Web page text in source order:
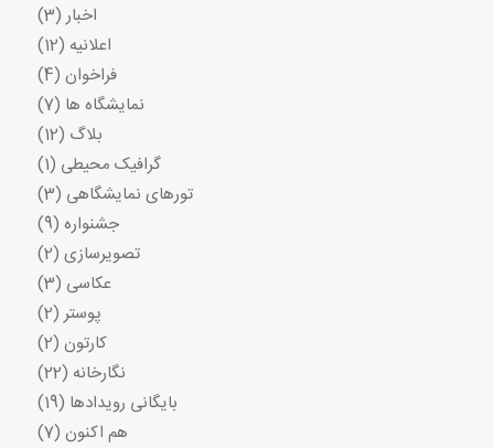
اخبار (3)
اعلانیه (12)
فراخوان (4)
نمایشگاه ها (7)
بلاگ (12)
گرافیک محیطی (1)
تورهای نمایشگاهی (3)
جشنواره (9)
تصویرسازی (2)
عکاسی (3)
پوستر (2)
کارتون (2)
نگارخانه (22)
بایگانی رویدادها (19)
هم اکنون (7)